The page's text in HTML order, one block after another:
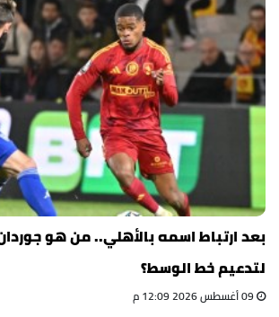
بعد ارتباط اسمه بالأهلي.. من هو
لتدعيم خط الوسط؟